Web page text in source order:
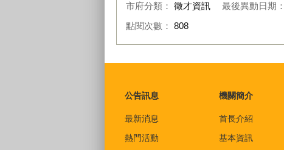
市府分類： 徵才資訊 最後異動日期：
點閱次數： 808
公告訊息
最新消息
熱門活動
機關簡介
首長介紹
基本資訊